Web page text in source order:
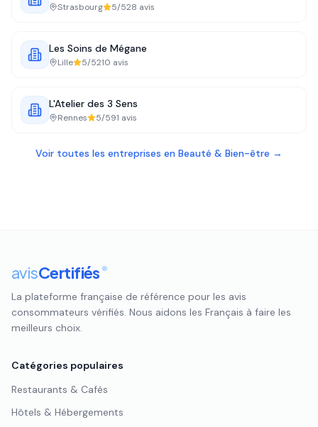
Strasbourg 5/528 avis
Les Soins de Mégane
Lille 5/5210 avis
L'Atelier des 3 Sens
Rennes 5/591 avis
Voir toutes les entreprises en Beauté & Bien-être →
avisCertifiés ®
La plateforme française de référence pour les avis
consommateurs vérifiés. Nous aidons les Français à faire les
meilleurs choix.
Catégories populaires
Restaurants & Cafés
Hôtels & Hébergements